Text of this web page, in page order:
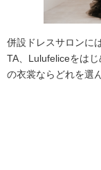
豊富
併設ドレスサロンに
TA、Lulufeliceをは
の衣裳ならどれを選